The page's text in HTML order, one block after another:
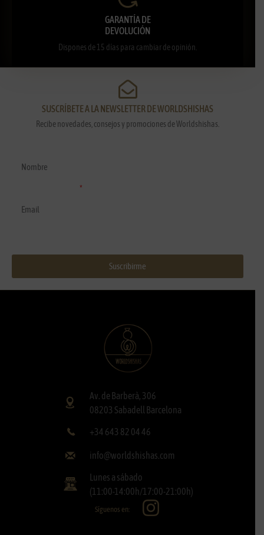
GARANTÍA DE
DEVOLUCIÓN
Dispones de 15 días para cambiar de opinión.
SUSCRÍBETE A LA NEWSLETTER DE WORLDSHISHAS
Recibe novedades, consejos y promociones de Worldshishas.
Suscribirme
Av. de Barberà, 306
08203 Sabadell Barcelona
+34 643 82 04 46
info@worldshishas.com
Lunes a sábado
(11:00-14:00h/17:00-21:00h)
Síguenos en: